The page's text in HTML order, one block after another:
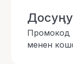
Промокод
менен